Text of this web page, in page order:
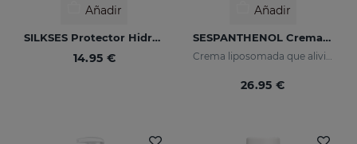
Añadir
SILKSES Protector Hidratante Cutáneo 30 Ml
14.95 €
Añadir
SESPANTHENOL Crema Gel
Crema liposomada que alivia el picor y el enrojecimiento de las irritaciones cutáneas
26.95 €